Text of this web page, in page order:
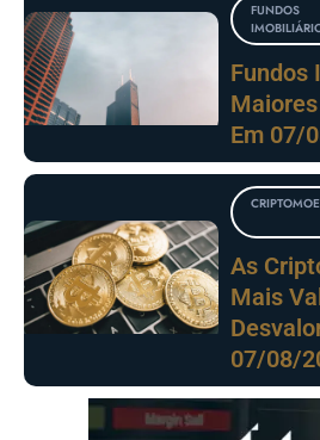
FUNDOS
Fundos
Em 07/
As
Mais
07/08/